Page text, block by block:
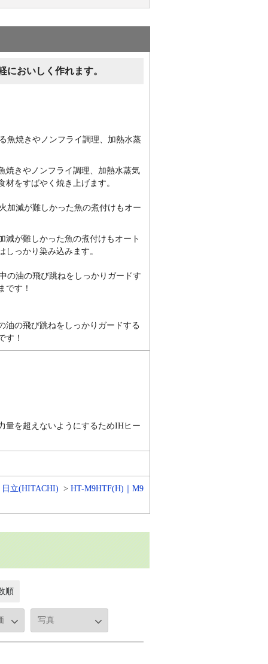
おいしく作れます。
焼きやノンフライ調理、加熱水蒸気
をすばやく焼き上げます。
減が難しかった魚の煮付けもオート
っかり染み込みます。
油の飛び跳ねをしっかりガードする
す！
量を超えないようにするためIHヒー
日立(HITACHI)
HT-M9HTF(H)｜M9
順